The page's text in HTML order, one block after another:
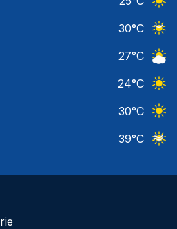
30°C
27°C
24°C
30°C
39°C